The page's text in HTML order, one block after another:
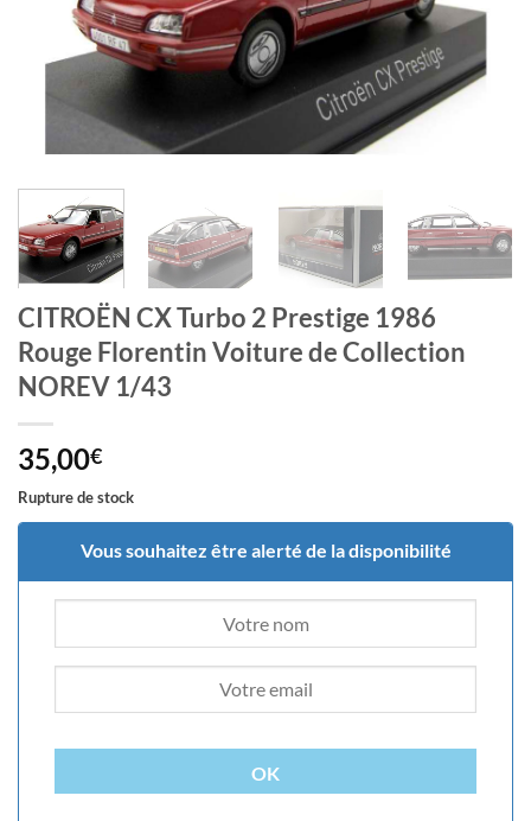
CITROËN CX Turbo 2 Prestige 1986
Rouge Florentin Voiture de Collection
NOREV 1/43
35,00€
Rupture de stock
Vous souhaitez être alerté de la disponibilité
OK